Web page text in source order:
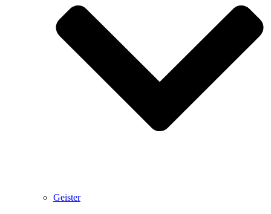
Geister